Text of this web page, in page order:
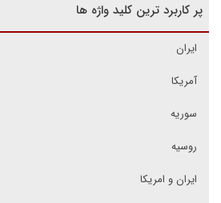
پر کاربرد ترین کلید واژه ها
ایران
آمریکا
سوریه
روسیه
ایران و امریکا